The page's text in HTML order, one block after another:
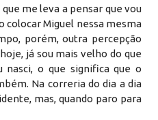
me leva a pensar que vou
colocar Miguel nessa mesma
porém, outra percepção
já sou mais velho do que
nasci, o que significa que o
Na correria do dia a dia
mas, quando paro para